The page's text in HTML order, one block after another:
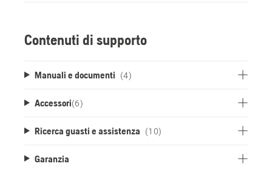
Contenuti di supporto
Manuali e documenti (4)
Accessori(6)
Ricerca guasti e assistenza (10)
Garanzia